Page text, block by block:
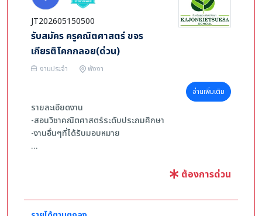
JT202605150500
รับสมัคร ครูคณิตศาสตร์ ขจร
เกียรติโคกกลอย(ด่วน)
งานประจำ พังงา
อ่านเพิ่มเติม
รายละเอียดงาน
-สอนวิชาคณิตศาสตร์ระดับประถมศึกษา
-งานอื่นๆที่ได้รับมอบหมาย
เกี่ยวข้อง
- มีความรับผิดชอบต่องานที่ได้รับมอบหมาย
ต้องการด่วน